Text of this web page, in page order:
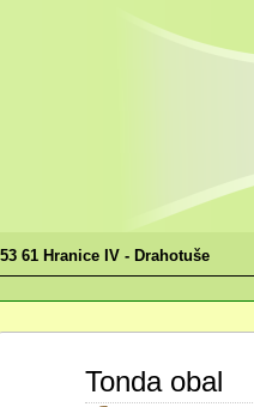
61 Hranice IV - Drahotuše
Tonda obal